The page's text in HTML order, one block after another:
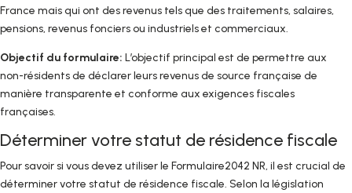
France mais qui ont des revenus tels que des traitements, salaires,
pensions, revenus fonciers ou industriels et commerciaux.
Objectif du formulaire: L’objectif principal est de permettre aux
non-résidents de déclarer leurs revenus de source française de
manière transparente et conforme aux exigences fiscales
françaises.
Déterminer votre statut de résidence fiscale
Pour savoir si vous devez utiliser le Formulaire2042 NR, il est crucial de
déterminer votre statut de résidence fiscale. Selon la législation